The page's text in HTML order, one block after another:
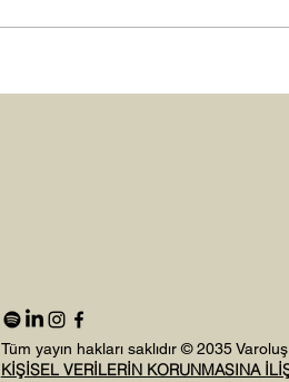
Tüm yayın hakları saklıdır © 2035
KİŞİSEL VERİLERİN KORUNMASINA